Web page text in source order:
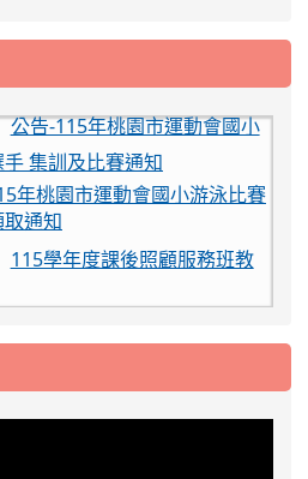
位用路人留意
公告-115年桃園市運動會國小
集訓及比賽通知
年桃園市運動會國小游泳比賽
通知
115學年度課後照顧服務班教
115學年度一、三、五年級常